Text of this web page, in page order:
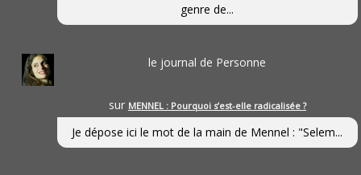
genre de...
le journal de Personne
sur MENNEL : Pourquoi s’est-elle radicalisée ?
Je dépose ici le mot de la main de Mennel : "Selem...